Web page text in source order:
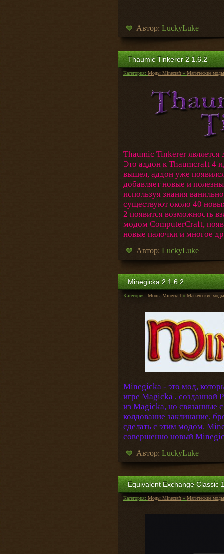
Автор: LuckyLuke
Thaumic Tinkerer 2 1.6.2
Категория: Моды Minecraft » Магические моды
Thaumic Tinkerer
Это аддон к Thaumcraft 4
вышел, аддон уже
добавляет новые и
используя знания
существуют около 40
2 появится возможность
модом ComputerCraft,
новые палочки и многое
Автор: LuckyLuke
Minegicka 2 1.6.2
Категория: Моды Minecraft » Магические моды
Minegicka - это мод,
игре Magicka , cозданной
из Magicka, но связанные
колдование заклинание,
сделать с этим модом.
совершенно новый
Автор: LuckyLuke
Equivalent Exchange Classic
Категория: Моды Minecraft » Магические моды